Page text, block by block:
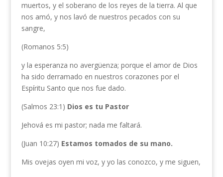
muertos, y el soberano de los reyes de la tierra. Al que
nos amó, y nos lavó de nuestros pecados con su
sangre,
(Romanos 5:5)
y la esperanza no avergüenza; porque el amor de Dios
ha sido derramado en nuestros corazones por el
Espíritu Santo que nos fue dado.
(Salmos 23:1) Dios es tu Pastor
Jehová es mi pastor; nada me faltará.
(Juan 10:27) Estamos tomados de su mano.
Mis ovejas oyen mi voz, y yo las conozco, y me siguen,